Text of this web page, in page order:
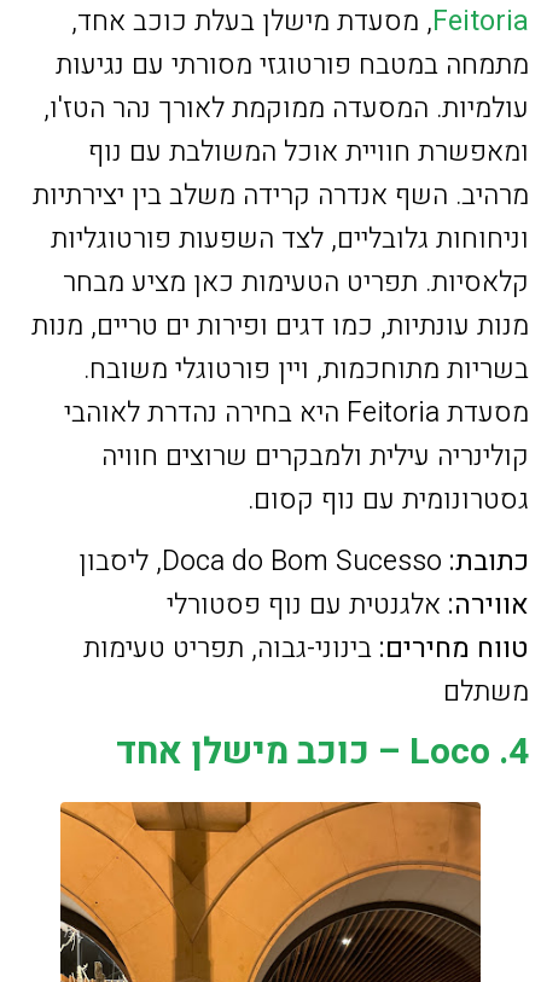
Feitoria, מסעדת מישלן בעלת כוכב אחד,
מתמחה במטבח פורטוגזי מסורתי עם נגיעות
עולמיות. המסעדה ממוקמת לאורך נהר הטז'ו,
ומאפשרת חוויית אוכל המשולבת עם נוף
מרהיב. השף אנדרה קרידה משלב בין יצירתיות
וניחוחות גלובליים, לצד השפעות פורטוגליות
קלאסיות. תפריט הטעימות כאן מציע מבחר
מנות עונתיות, כמו דגים ופירות ים טריים, מנות
בשריות מתוחכמות, ויין פורטוגלי משובח.
מסעדת Feitoria היא בחירה נהדרת לאוהבי
קולינריה עילית ולמבקרים שרוצים חוויה
גסטרונומית עם נוף קסום.
כתובת:
אווירה: אלגנטית עם נוף פסטורלי
טווח מחירים: בינוני-גבוה, תפריט טעימות
משתלם
4. Loco – כוכב מישלן אחד